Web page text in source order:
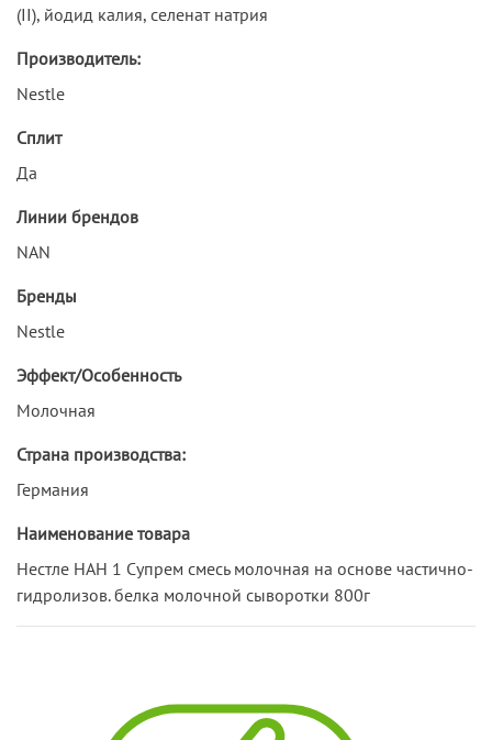
(II), йодид калия, селенат натрия
Производитель:
Nestle
Сплит
Да
Линии брендов
NAN
Бренды
Nestle
Эффект/Особенность
Молочная
Страна производства:
Германия
Наименование товара
Нестле НАН 1 Супрем смесь молочная на основе частично-
гидролизов. белка молочной сыворотки 800г